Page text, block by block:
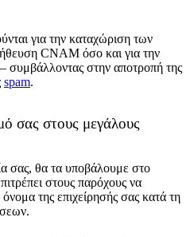
για την καταχώριση των
CNAM όσο και για την
συμβάλλοντας στην αποτροπή της
spam.
σας στους μεγάλους
σας, θα τα υποβάλουμε στο
στους παρόχους να
της επιχείρησής σας κατά τη